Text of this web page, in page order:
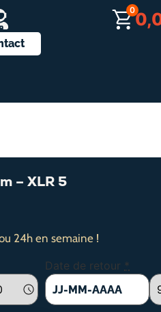
0
– XLR 5
24h en semaine !
Date de retour *